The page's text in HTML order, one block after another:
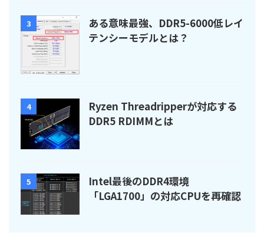
3
ある意味最強、DDR5-6000低レイ
テンシーモデルとは？
4
Ryzen Threadripperが対応する
DDR5 RDIMMとは
5
Intel最後のDDR4環境
「LGA1700」の対応CPUを再確認